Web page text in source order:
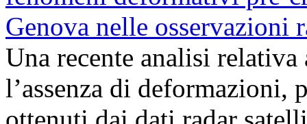
Una recente analisi
l’assenza di